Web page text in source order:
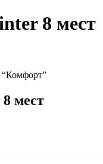
8 мест
“Комфорт”
мест